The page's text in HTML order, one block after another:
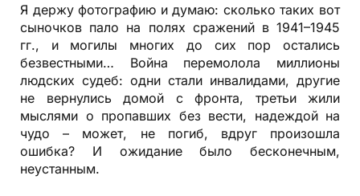
Я держу фотографию и думаю: сколько таких вот
сыночков пало на полях сражений в 1941–1945
гг., и могилы многих до сих пор остались
безвестными… Вой­на перемолола миллионы
людских судеб: одни стали инвалидами, другие
не вернулись домой с фронта, третьи жили
мыслями о пропавших без вести, надеждой на
чудо – может, не погиб, вдруг произошла
ошибка? И ожидание было бесконечным,
неустанным.